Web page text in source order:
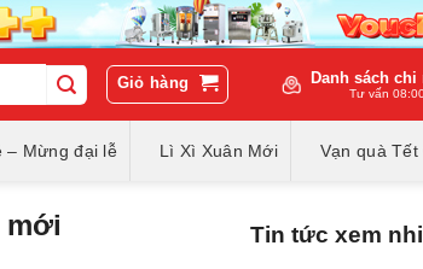
Giỏ hàng Danh sách chi
Tư vấn
– Mừng đại lễ Lì Xì Xuân Mới Vạn quà
mới Tin tức xem